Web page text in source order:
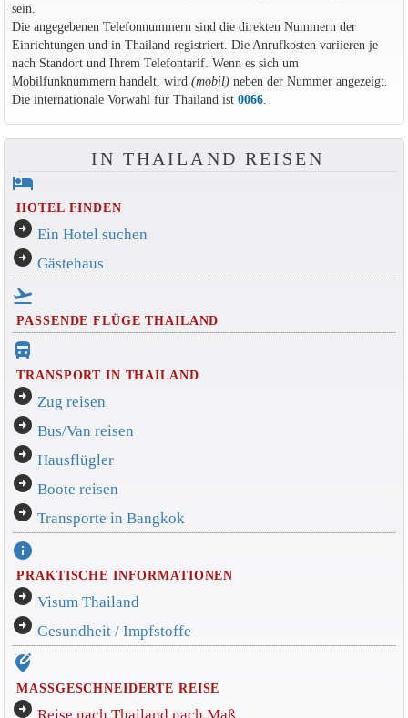
sein.
Die angegebenen Telefonnummern sind die direkten Nummern der
Einrichtungen und in Thailand registriert. Die Anrufkosten variieren je
nach Standort und Ihrem Telefontarif. Wenn es sich um
Mobilfunknummern handelt, wird (mobil)neben der Nummer angezeigt.
Die internationale Vorwahl für Thailand ist 0066.
IN THAILAND REISEN
hotel
HOTEL FINDEN
arrow_circle_right Ein Hotel suchen
arrow_circle_right Gästehaus
flight_takeoff
PASSENDE FLÜGE THAILAND
directions_bus_filled
TRANSPORT IN THAILAND
arrow_circle_right Zug reisen
arrow_circle_right Bus/Van reisen
arrow_circle_right Hausflügler
arrow_circle_right Boote reisen
arrow_circle_right Transporte in Bangkok
info
PRAKTISCHE INFORMATIONEN
arrow_circle_right Visum Thailand
arrow_circle_right Gesundheit / Impfstoffe
edit_location_alt
MASSGESCHNEIDERTE REISE
arrow_circle_right